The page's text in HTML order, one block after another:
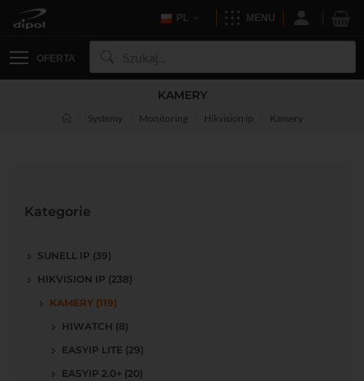
PL MENU
OFERTA
KAMERY
Systemy Monitoring Hikvision ip Kamery
Kategorie
SUNELL IP (39)
HIKVISION IP (238)
KAMERY (119)
HIWATCH (8)
EASYIP LITE (29)
EASYIP 2.0+ (20)